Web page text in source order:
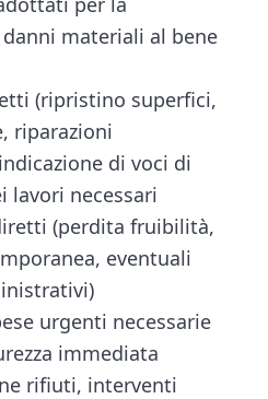
materiali al bene
(ripristino superfici,
riparazioni
di voci di
lavori necessari
(perdita fruibilità,
eventuali
urgenti necessarie
immediata
rifiuti, interventi